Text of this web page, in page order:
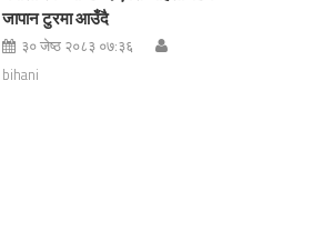
जापान टुरमा आउँदै
३० जेष्ठ २०८३ ०७:३६
bihani